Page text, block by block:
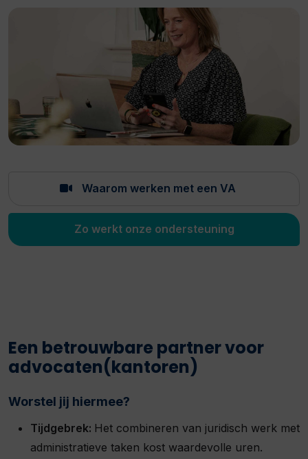
Waarom werken met een VA
Zo werkt onze ondersteuning
Een betrouwbare partner voor
advocaten(kantoren)
Worstel jij hiermee?
Tijdgebrek: Het combineren van juridisch werk met
administratieve taken kost waardevolle uren.